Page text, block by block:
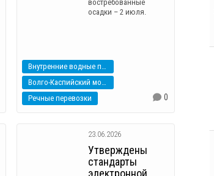
востребованные
осадки – 2 июля.
Внутренние водные пути
Волго-Каспийский морской судоходный канал
Речные перевозки
0
23.06.2026
Утверждены
стандарты
электронной